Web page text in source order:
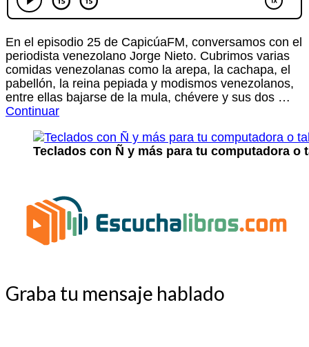
En el episodio 25 de CapicúaFM, conversamos con el
periodista venezolano Jorge Nieto. Cubrimos varias
comidas venezolanas como la arepa, la cachapa, el
pabellón, la reina pepiada y modismos venezolanos,
entre ellas bajarse de la mula, chévere y sus dos …
Continuar
Teclados con Ñ y más para tu computadora o
Graba tu mensaje hablado